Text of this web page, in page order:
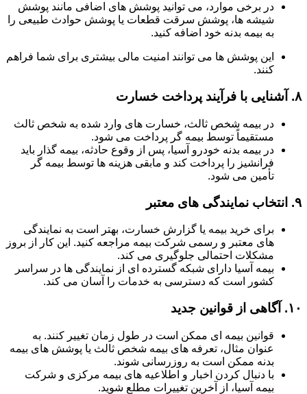
در برخی موارد، می توانید پوشش های اضافی مانند پوشش
شیشه ها، پوشش سرقت قطعات یا پوشش حوادث طبیعی را
به بیمه بدنه خود اضافه کنید.
این پوشش ها می توانند امنیت مالی بیشتری برای شما فراهم
کنند.
۸. آشنایی با فرآیند پرداخت خسارت
در بیمه شخص ثالث، خسارت های وارد شده به شخص ثالث
مستقیماً توسط بیمه گر پرداخت می شود.
در بیمه بدنه خودرو آسیا، پس از وقوع حادثه، بیمه گذار باید
فرانشیز را پرداخت کند و مابقی هزینه ها توسط بیمه گر
تأمین می شود.
۹. انتخاب نمایندگی های معتبر
برای خرید بیمه یا گزارش خسارت، بهتر است به نمایندگی
های معتبر و رسمی شرکت بیمه مراجعه کنید. این کار از بروز
مشکلات احتمالی جلوگیری می کند.
بیمه آسیا دارای شبکه گسترده ای از نمایندگی ها در سراسر
کشور است که دسترسی به خدمات را آسان می کند.
۱۰. آگاهی از قوانین جدید
قوانین بیمه ای ممکن است در طول زمان تغییر کنند. به
عنوان مثال، تعرفه های بیمه شخص ثالث یا پوشش های بیمه
بدنه ممکن است به روزرسانی شوند.
با دنبال کردن اخبار و اطلاعیه های بیمه مرکزی و شرکت
بیمه آسیا، از آخرین تغییرات مطلع شوید.